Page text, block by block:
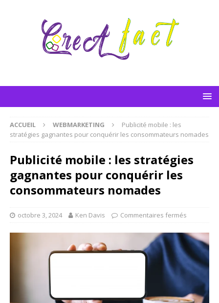
ACCUEIL WEBMARKETING
Publicité mobile : les
stratégies gagnantes pour conquérir les consommateurs nomades
Publicité mobile : les stratégies
gagnantes pour conquérir les
consommateurs nomades
octobre 3, 2024 Ken Davis Commentaires fermés